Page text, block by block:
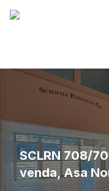
SCLRN 708/
venda, Asa